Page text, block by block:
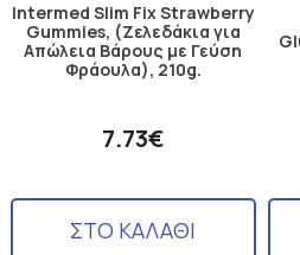
Intermed Slim Fix Strawberry
Gummies, (Ζελεδάκια για
Απώλεια Βάρους με Γεύση
Φράουλα), 210g.
7.73€
ΣΤΟ ΚΑΛΑΘΙ